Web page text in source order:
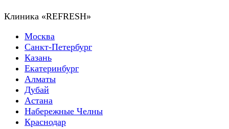
Клиника «REFRESH»
Москва
Санкт-Петербург
Казань
Екатеринбург
Алматы
Дубай
Астана
Набережные Челны
Краснодар